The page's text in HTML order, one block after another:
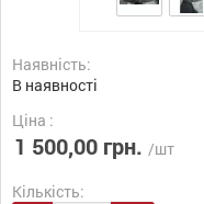
Наявність:
В наявності
Ціна :
1 500,00 грн. /шт
Кількість: